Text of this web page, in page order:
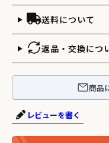
送料について
返品・交換につ
商品
レビューを書く